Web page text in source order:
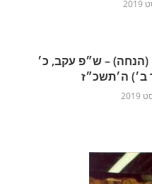
(הנחה) – ש״פ עקב, כ׳
ה׳תשכ״ז